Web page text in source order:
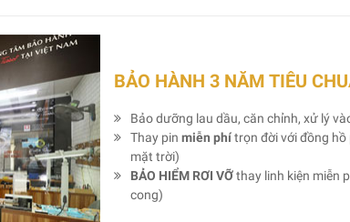
BẢO HÀNH 3 NĂM TIÊU
Bảo dưỡng lau dầu, căn chỉnh, xử lý
Thay pin miễn phítrọn đời với đồng
mặt trời)
BẢO HIỂM RƠI VỠthay linh kiện miễn
cong)